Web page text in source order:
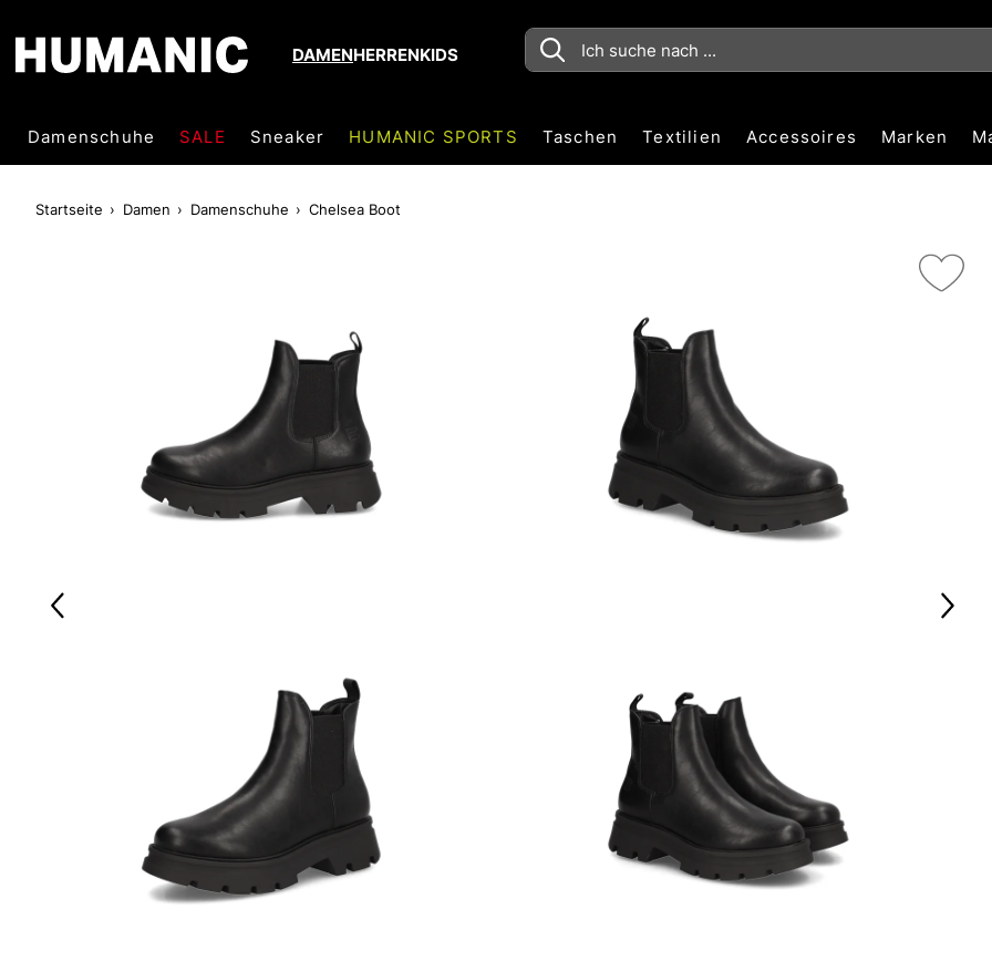
DAMENHERRENKIDS
Damenschuhe SALE Sneaker HUMANIC SPORTS Taschen Textilien Accessoires Marken
Startseite Damen Damenschuhe Chelsea Boot